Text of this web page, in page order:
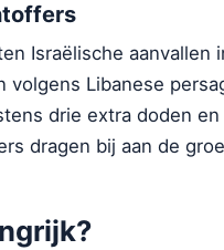
Israëlische aanvallen
Libanese
drie extra doden
dragen bij aan de